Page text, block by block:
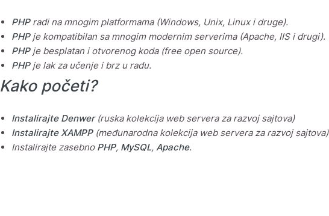
PHPradi na mnogim platformama (Windows, Unix, Linux i druge).
PHPje kompatibilan sa mnogim modernim serverima (Apache, IIS i drugi).
PHPje besplatan i otvorenog koda (free open source).
PHPje lak za učenje i brz u radu.
Kako početi?
Instalirajte Denwer(ruska kolekcija web servera za razvoj sajtova)
Instalirajte XAMPP(međunarodna kolekcija web servera za razvoj sajtova)
Instalirajte zasebno PHP, MySQL, Apache.